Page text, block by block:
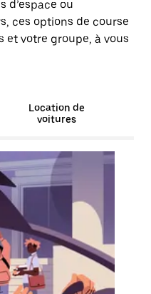
d’espace ou
ces options de course
et votre groupe, à vous
Location de
voitures